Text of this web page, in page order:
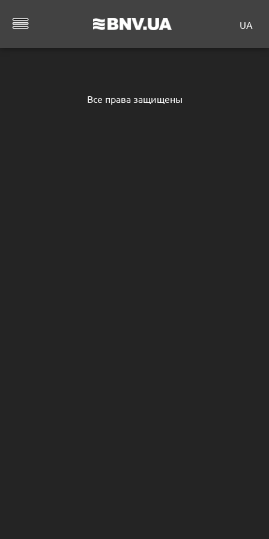
UA
Все права защищены